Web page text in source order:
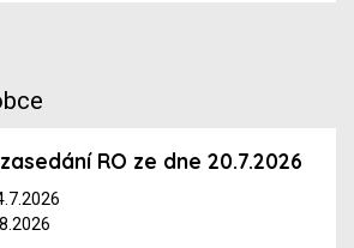
RO ze dne 20.7.2026